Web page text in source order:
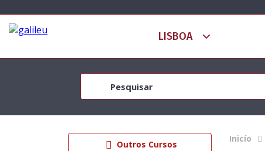
Outros Cursos
Inicío